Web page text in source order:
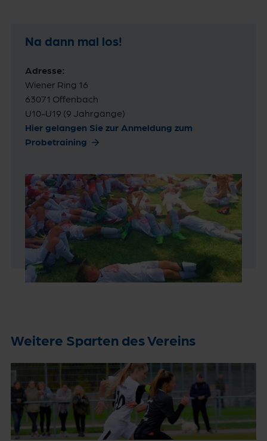
Na dann mal los!
Adresse:
Wiener Ring 16
63071 Offenbach
U10-U19 (9 Jahrgänge)
Hier gelangen Sie zur Anmeldung zum
Probetraining
Weitere Sparten des Vereins